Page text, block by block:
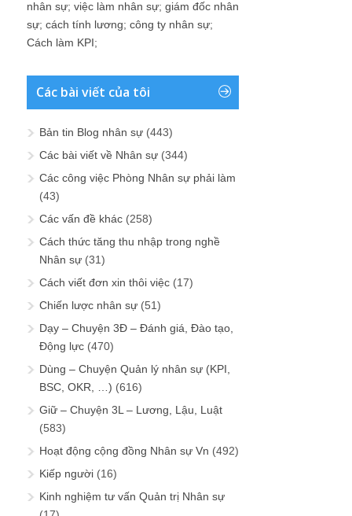
nhân sự; việc làm nhân sự; giám đốc nhân
sự; cách tính lương; công ty nhân sự;
Cách làm KPI;
Các bài viết của tôi
Bản tin Blog nhân sự (443)
Các bài viết về Nhân sự (344)
Các công việc Phòng Nhân sự phải làm
(43)
Các vấn đề khác (258)
Cách thức tăng thu nhập trong nghề
Nhân sự (31)
Cách viết đơn xin thôi việc (17)
Chiến lược nhân sự (51)
Dạy – Chuyện 3Đ – Đánh giá, Đào tạo,
Động lực (470)
Dùng – Chuyện Quản lý nhân sự (KPI,
BSC, OKR, …) (616)
Giữ – Chuyện 3L – Lương, Lậu, Luật
(583)
Hoạt động cộng đồng Nhân sự Vn (492)
Kiếp người (16)
Kinh nghiệm tư vấn Quản trị Nhân sự